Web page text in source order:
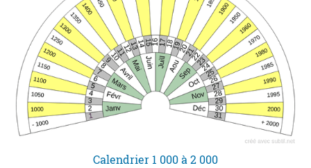
Calendrier 1 000 à 2 000